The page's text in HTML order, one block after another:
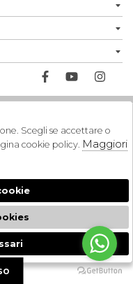
Scegli se accettare o
cookie policy. Maggiori